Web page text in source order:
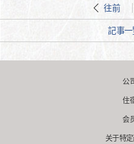
往前
記事一
公
住
会
关于特